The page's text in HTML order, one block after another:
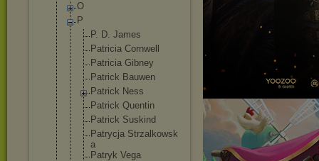
O
P
P. D. James
Patricia Cornwell
Patricia Gibney
Patrick Bauwen
Patrick Ness
Patrick Quentin
Patrick Suskind
Patrycja Strzalkowsk
a
Patryk Vega